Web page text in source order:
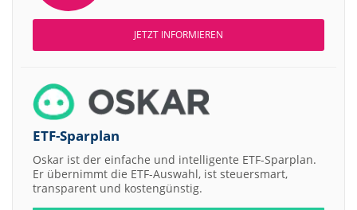
JETZT INFORMIEREN
ETF-Sparplan
Oskar ist der einfache und intelligente ETF-Sparplan.
Er übernimmt die ETF-Auswahl, ist steuersmart,
transparent und kostengünstig.